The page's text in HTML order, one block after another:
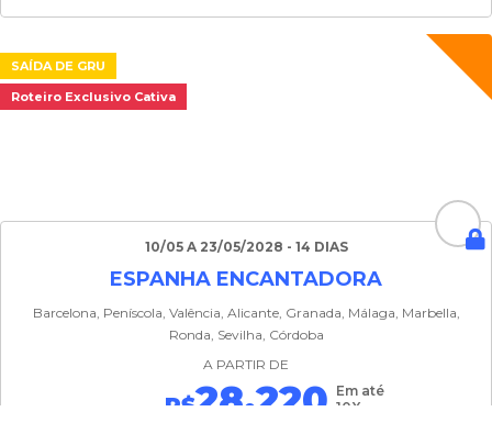
SAÍDA DE GRU
Roteiro Exclusivo Cativa
10/05 A 23/05/2028 - 14 DIAS
ESPANHA ENCANTADORA
Barcelona, Peníscola, Valência, Alicante, Granada, Málaga, Marbella,
Ronda, Sevilha, Córdoba
A PARTIR DE
R$28.220 Em até
10X